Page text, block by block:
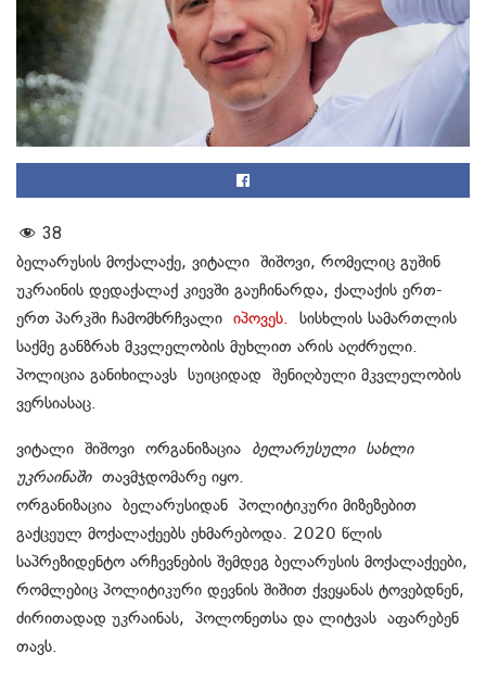
38
ბელარუსის მოქალაქე, ვიტალი შიშოვი, რომელიც გუშინ
უკრაინის დედაქალაქ კიევში გაუჩინარდა, ქალაქის ერთ-
ერთ პარკში ჩამომხრჩვალი იპოვეს. სისხლის სამართლის
საქმე განზრახ მკვლელობის მუხლით არის აღძრული.
პოლიცია განიხილავს სუიციდად შენიღბული მკვლელობის
ვერსიასაც.
ვიტალი შიშოვი ორგანიზაცია ბელარუსული სახლი
უკრაინაშითავმჯდომარე იყო.
ორგანიზაცია ბელარუსიდან პოლიტიკური მიზეზებით
გაქცეულ მოქალაქეებს ეხმარებოდა. 2020 წლის
საპრეზიდენტო არჩევნების შემდეგ ბელარუსის მოქალაქეები,
რომლებიც პოლიტიკური დევნის შიშით ქვეყანას ტოვებდნენ,
ძირითადად უკრაინას, პოლონეთსა და ლიტვას აფარებენ
თავს.